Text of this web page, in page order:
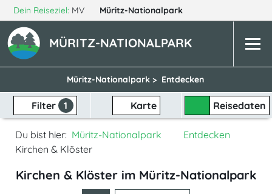
Dein Reiseziel: MV Müritz-Nationalpark
MÜRITZ-NATIONALPARK
Müritz-Nationalpark > Entdecken
Filter 1 Karte Reisedaten
Du bist hier: Müritz-Nationalpark
Entdecken
Kirchen & Klöster
Kirchen & Klöster im Müritz-Nationalpark